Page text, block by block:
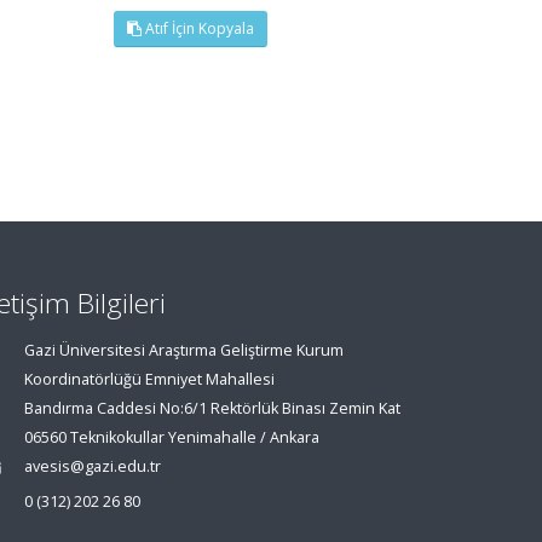
Atıf İçin Kopyala
Bilgileri
Gazi Üniversitesi Araştırma Geliştirme Kurum
Koordinatörlüğü Emniyet Mahallesi
Bandırma Caddesi No:6/1 Rektörlük Binası Zemin Kat
06560 Teknikokullar Yenimahalle / Ankara
avesis@gazi.edu.tr
0 (312) 202 26 80